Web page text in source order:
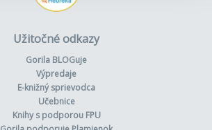
Užitočné odkazy
Gorila BLOGuje
Výpredaje
E-knižný sprievodca
Učebnice
Knihy s podporou FPU